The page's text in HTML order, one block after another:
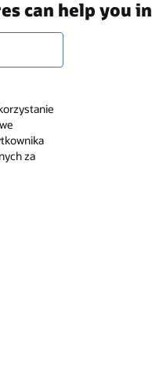
can help you
za